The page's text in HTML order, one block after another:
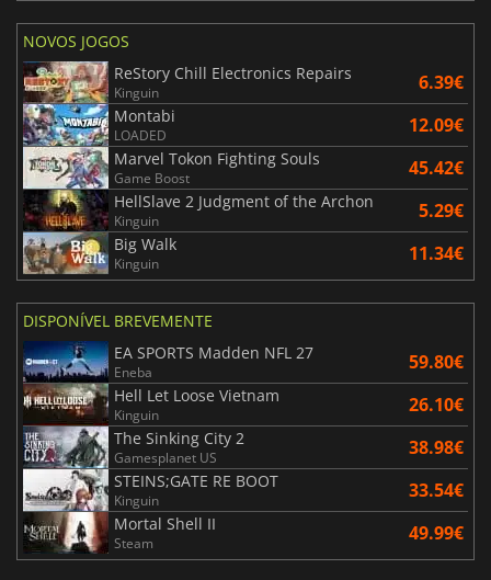
NOVOS JOGOS
ReStory Chill Electronics Repairs
Kinguin 6.39€
Montabi
LOADED 12.09€
Marvel Tokon Fighting Souls
Game Boost 45.42€
HellSlave 2 Judgment of the Archon
Kinguin 5.29€
Big Walk
Kinguin 11.34€
DISPONÍVEL BREVEMENTE
EA SPORTS Madden NFL 27
Eneba 59.80€
Hell Let Loose Vietnam
Kinguin 26.10€
The Sinking City 2
Gamesplanet US 38.98€
STEINS;GATE RE BOOT
Kinguin 33.54€
Mortal Shell II
Steam 49.99€